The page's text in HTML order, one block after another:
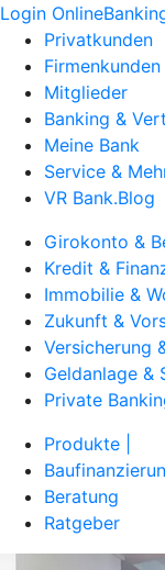
Login
Privatkunden
Firmenkunden
Mitglieder
Banking &
Meine Bank
Service &
VR Bank.Blog
Girokonto &
Kredit &
Immobilie &
Zukunft &
Versicherung
Geldanlage &
Private
Produkte |
Beratung
Ratgeber